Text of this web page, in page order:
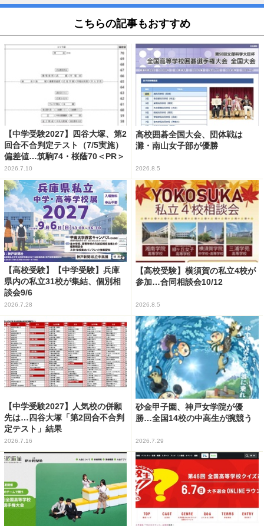
こちらの記事もおすすめ
【中学受験2027】四谷大塚、第2
回合不合判定テスト（7/5実施）
偏差値…筑駒74・桜蔭70＜PR＞
2026.7.10
高校囲碁全国大会、団体戦は
灘・南山女子部が優勝
2026.8.5
【高校受験】【中学受験】兵庫
県内の私立31校が集結、個別相
談会9/6
2026.7.28
【高校受験】横須賀の私立4校が
参加…合同相談会10/12
2026.8.5
【中学受験2027】人気校の併願
先は…四谷大塚「第2回合不合判
定テスト」結果
2026.7.16
砂金甲子園、神戸女学院が優
勝…全国14校の中高生が腕競う
2026.7.29